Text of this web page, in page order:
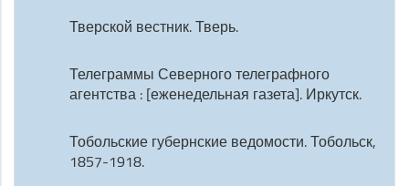
Тверской вестник. Тверь.
Телеграммы Северного телеграфного
агентства : [еженедельная газета]. Иркутск.
Тобольские губернские ведомости. Тобольск,
1857-1918.